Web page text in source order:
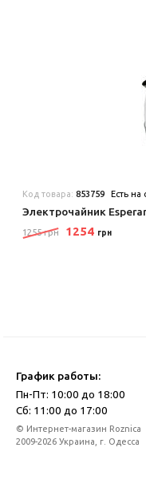
Код товара:853759 Есть
Электрочайник
1255 грн 1254 грн
График работы:
Пн-Пт: 10:00 до 18:00
Сб: 11:00 до 17:00
© Интернет-магазин Roznica
2009-2026 Украина, г. Одесса